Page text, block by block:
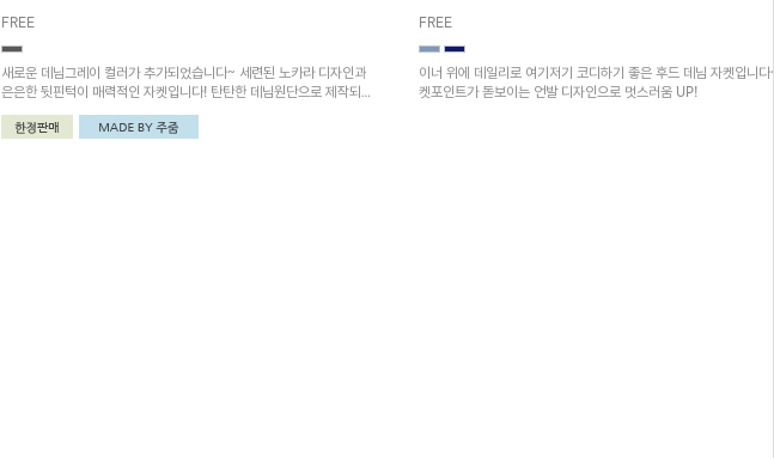
FREE
새로운 데님그레이 컬러가 추가되었습니다~ 세련된 노카라 디자인과
은은한 뒷핀턱이 매력적인 자켓입니다! 탄탄한 데님원단으로 제작되어
캐주얼하면서도 포멀한 무드가 동시에 느껴져요~
FREE
이너 위에 데일리로 여기저기 코디하기 좋은 후드 데님 자켓입니
켓포인트가 돋보이는 언발 디자인으로 멋스러움 UP!